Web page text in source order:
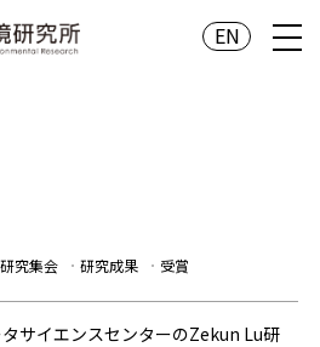
EN
研究集会 研究成果 受賞
サイエンスセンターのZekun Lu研